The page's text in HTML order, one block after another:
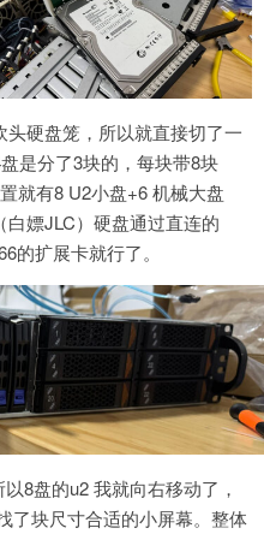
硬盘笼，所以就直接切了一
是分了3块的，每块带8块
就有8 U2小盘+6 机械大盘
嫖JLC）硬盘通过直连的
的扩展卡就行了。
8盘的u2 我就向右移动了，
了块尺寸合适的小屏幕。整体